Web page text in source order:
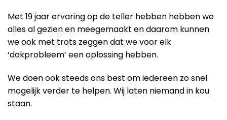
Met 19 jaar ervaring op de teller hebben hebben we
alles al gezien en meegemaakt en daarom kunnen
we ook met trots zeggen dat we voor elk
‘dakprobleem’ een oplossing hebben.
We doen ook steeds ons best om iedereen zo snel
mogelijk verder te helpen. Wij laten niemand in kou
staan.